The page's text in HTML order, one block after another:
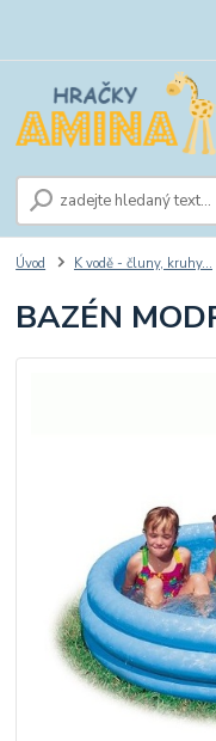
Úvod K vodě - čluny, kruhy...
BAZÉN